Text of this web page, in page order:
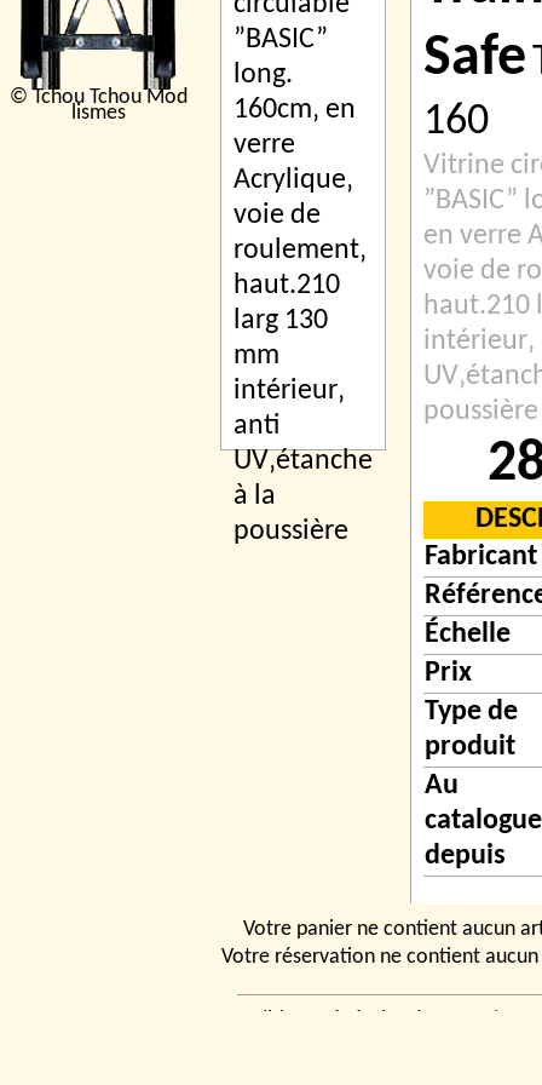
© Tchou Tchou Mod
lismes
Safe
160
Vitrine
”BASIC”
en verre
voie de
haut.210
poussière
Fabricant
Échelle
Prix
Type de
produit
Au
catalogue
depuis
Votre panier ne contient aucun
Votre réservation ne contient